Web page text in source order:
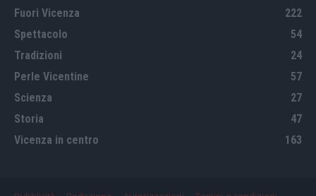
Fuori Vicenza
222
Spettacolo
54
Tradizioni
24
Perle Vicentine
57
Scienza
27
Storia
47
Vicenza in centro
163